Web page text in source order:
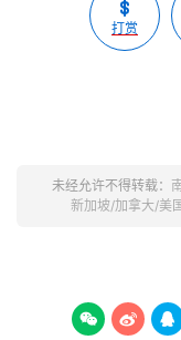
打赏
未经允许不得转载：
新加坡/加拿大/美
  